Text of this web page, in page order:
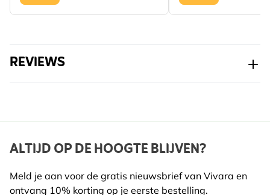
REVIEWS
ALTIJD OP DE HOOGTE BLIJVEN?
Meld je aan voor de gratis nieuwsbrief van Vivara en
ontvang 10% korting op je eerste bestelling.